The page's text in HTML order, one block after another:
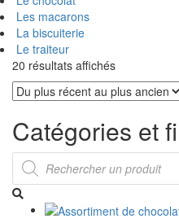
Les macarons
La biscuiterie
Le traiteur
20 résultats affichés
Catégories et
Recherche
de
produits